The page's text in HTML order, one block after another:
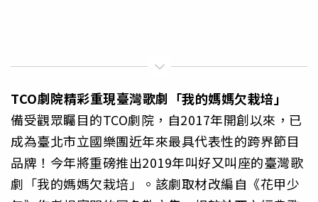
TCO劇院精彩重現臺灣歌劇「我的媽媽欠栽培」
備受觀眾矚目的TCO劇院，自2017年開創以來，已
成為臺北市立國樂團近年來最具代表性的跨界節目
品牌！今年將重磅推出2019年叫好又叫座的臺灣歌
劇「我的媽媽欠栽培」。該劇取材改編自《花甲少